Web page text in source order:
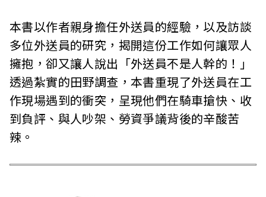
本書以作者親身擔任外送員的經驗，以及訪談
多位外送員的研究，揭開這份工作如何讓眾人
擁抱，卻又讓人說出「外送員不是人幹的！」
透過紮實的田野調查，本書重現了外送員在工
作現場遇到的衝突，呈現他們在騎車搶快、收
到負評、與人吵架、勞資爭議背後的辛酸苦
辣。